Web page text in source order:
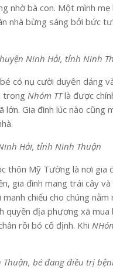
nhờ bà con. Một mình
nhà bừng sáng bởi bức
Ninh Hải, tỉnh Ninh
có nụ cười duyên dáng
trong Nhóm TTlà được
Gia đình lúc nào
Hải, tỉnh Ninh Thuận
Mỹ Tường là nơi gia
gia đình mang trái cây
chiếu cho chúng
địa phương xã
rồi bó cố định. Khi
bé đang điều trị